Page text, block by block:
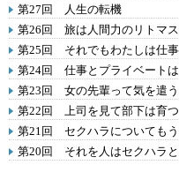
第27回 人生の転機
第26回 旅は人間力のリトマ
第25回 それでもわたしは仕事
第24回 仕事とプライベートは
第23回 女の先輩って気を遣う
第22回 上司を見て部下は育つ
第21回 セクハラについてもう
第20回 それを人はセクハラと